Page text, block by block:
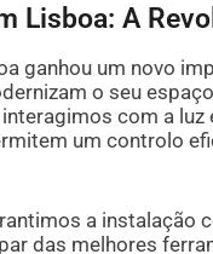
Lisboa: A
ganhou um novo
o seu
com a
um controlo
a instalação
das melhores